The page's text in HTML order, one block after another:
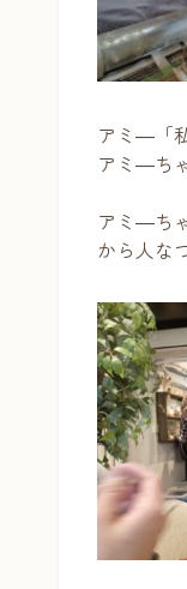
アミ―「
アミ―ち
アミ―ち
から人な